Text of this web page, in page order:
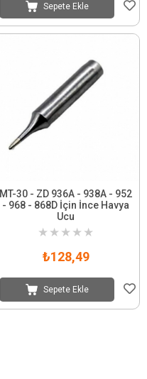
Sepete Ekle
MT-30 - ZD 936A - 938A - 952
- 968 - 868D İçin İnce Havya
Ucu
★ ★ ★ ★ ★
₺128,49
Sepete Ekle